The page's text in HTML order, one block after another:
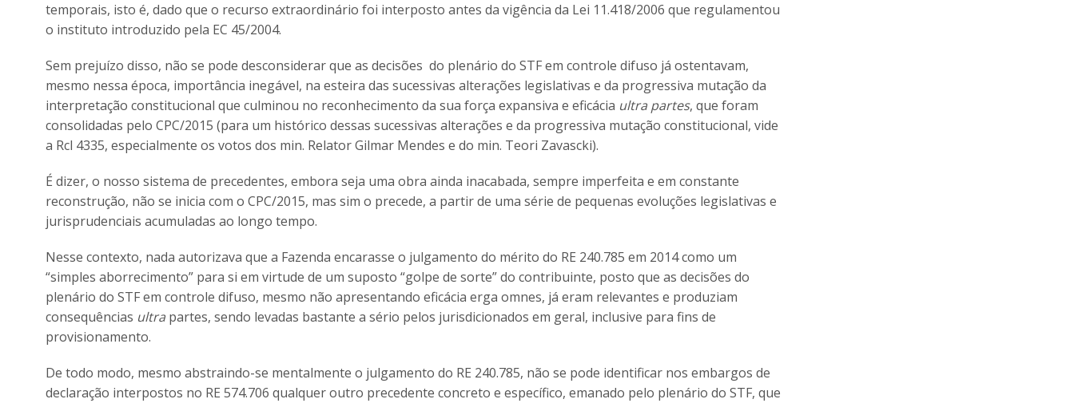
temporais, isto é, dado que o recurso extraordinário foi interposto antes da vigência da Lei 11.418/2006 que regulamentou
o instituto introduzido pela EC 45/2004.
Sem prejuízo disso, não se pode desconsiderar que as decisões do plenário do STF em controle difuso já ostentavam,
mesmo nessa época, importância inegável, na esteira das sucessivas alterações legislativas e da progressiva mutação da
interpretação constitucional que culminou no reconhecimento da sua força expansiva e eficácia ultra partes, que foram
consolidadas pelo CPC/2015 (para um histórico dessas sucessivas alterações e da progressiva mutação constitucional, vide
a Rcl 4335, especialmente os votos dos min. Relator Gilmar Mendes e do min. Teori Zavascki).
É dizer, o nosso sistema de precedentes, embora seja uma obra ainda inacabada, sempre imperfeita e em constante
reconstrução, não se inicia com o CPC/2015, mas sim o precede, a partir de uma série de pequenas evoluções legislativas e
jurisprudenciais acumuladas ao longo tempo.
Nesse contexto, nada autorizava que a Fazenda encarasse o julgamento do mérito do RE 240.785 em 2014 como um
“simples aborrecimento” para si em virtude de um suposto “golpe de sorte” do contribuinte, posto que as decisões do
plenário do STF em controle difuso, mesmo não apresentando eficácia erga omnes, já eram relevantes e produziam
consequências ultra partes, sendo levadas bastante a sério pelos jurisdicionados em geral, inclusive para fins de
provisionamento.
De todo modo, mesmo abstraindo-se mentalmente o julgamento do RE 240.785, não se pode identificar nos embargos de
declaração interpostos no RE 574.706 qualquer outro precedente concreto e específico, emanado pelo plenário do STF, que